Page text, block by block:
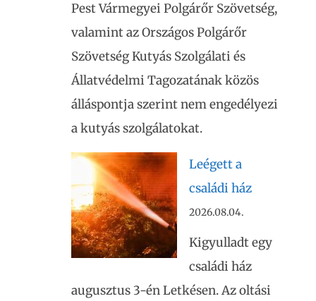
Pest Vármegyei Polgárőr Szövetség,
valamint az Országos Polgárőr
Szövetség Kutyás Szolgálati és
Állatvédelmi Tagozatának közös
álláspontja szerint nem engedélyezi
a kutyás szolgálatokat.
Leégett a
családi ház
2026.08.04.
Kigyulladt egy
családi ház
augusztus 3-én Letkésen. Az oltási